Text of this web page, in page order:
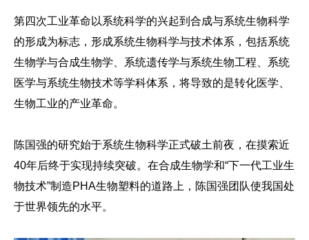
第四次工业革命以系统科学的兴起到合成与系统生物科学
的形成为标志，形成系统生物科学与技术体系，包括系统
生物学与合成生物学、系统遗传学与系统生物工程、系统
医学与系统生物技术等学科体系，将导致的是转化医学、
生物工业的产业革命。
陈国强的研究始于系统生物科学正式破土前夜，在摸索近
40年后终于实现持续突破。在合成生物学和“下一代工业生
物技术”制造PHA生物塑料的道路上，陈国强团队使我国处
于世界领先的水平。